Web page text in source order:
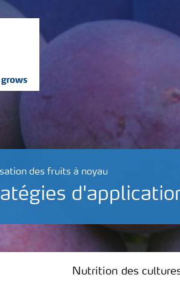
des fruits à noyau
Nutrition des